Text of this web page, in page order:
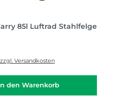
85l Luftrad Stahlfelge
Versandkosten
den Warenkorb